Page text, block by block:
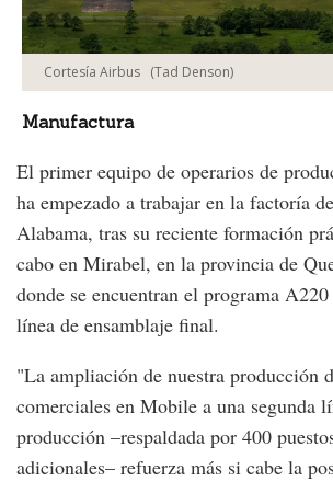
Cortesía Airbus (Tad Denson)
Manufactura
El primer equipo de operarios de
ha empezado a trabajar en la factoría
Alabama, tras su reciente formación
cabo en Mirabel, en la provincia de
donde se encuentran el programa
línea de ensamblaje final.
"La ampliación de nuestra producción
comerciales en Mobile a una segunda
producción –respaldada por 400
adicionales– refuerza más si cabe la